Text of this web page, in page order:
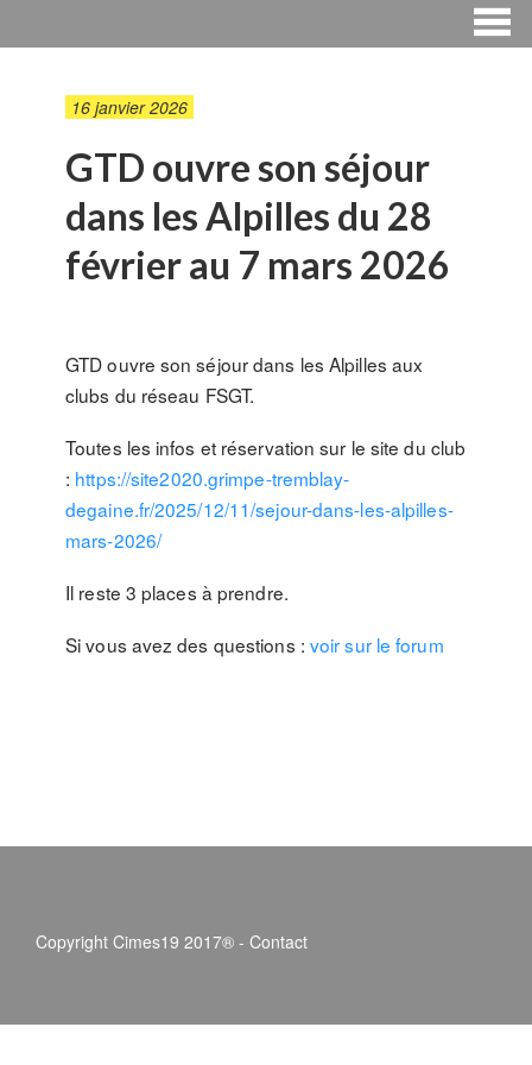
16 janvier 2026
GTD ouvre son séjour
dans les Alpilles du 28
février au 7 mars 2026
GTD ouvre son séjour dans les Alpilles aux
clubs du réseau FSGT.
Toutes les infos et réservation sur le site du club
: https://site2020.grimpe-tremblay-
degaine.fr/2025/12/11/sejour-dans-les-alpilles-
mars-2026/
Il reste 3 places à prendre.
Si vous avez des questions : voir sur le forum
Copyright Cimes19 2017® - Contact